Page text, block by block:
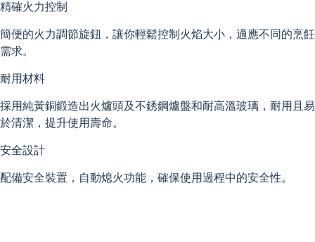
精確火力控制
簡便的火力調節旋鈕，讓你輕鬆控制火焰大小，適應不同的烹飪
需求。
耐用材料
採用純黃銅鍛造出火爐頭及不銹鋼爐盤和耐高溫玻璃，耐用且易
於清潔，提升使用壽命。
安全設計
配備安全裝置，自動熄火功能，確保使用過程中的安全性。